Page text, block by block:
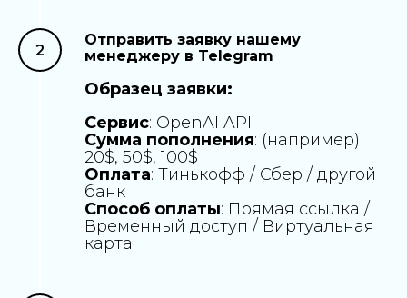
Отправить заявку нашему
менеджеру в Telegram
Образец заявки:
Сервис: OpenAI API
Сумма пополнения: (например)
20$, 50$, 100$
Оплата: Тинькофф / Сбер / другой
банк
Способ оплаты: Прямая ссылка /
Временный доступ / Виртуальная
карта.